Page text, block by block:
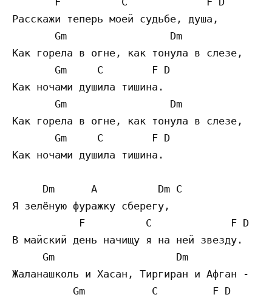
Расскажи теперь моей судьбе, душа,
       Gm                 Dm
Как горела в огне, как тонула в слезе,
       Gm     C        F D
Как ночами душила тишина.
       Gm                 Dm
Как горела в огне, как тонула в слезе,
       Gm     C        F D
Как ночами душила тишина.
     Dm      A          Dm C
Я зелёную фуражку сберегу,
           F          C             F D
В майский день начищу я на ней звезду.
     Gm                    Dm
Жаланашколь и Хасан, Тиргиран и Афган -
          Gm           C         F D